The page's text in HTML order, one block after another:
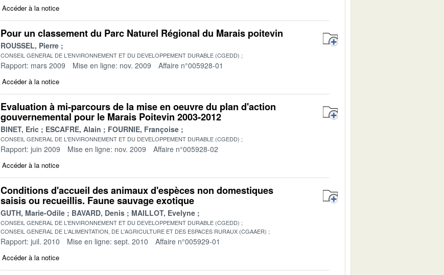
Accéder à la notice
Pour un classement du Parc Naturel Régional du Marais poitevin
ROUSSEL, Pierre
CONSEIL GENERAL DE L'ENVIRONNEMENT ET DU DEVELOPPEMENT DURABLE (CGEDD)
Rapport: mars 2009 Mise en ligne: nov. 2009 Affaire n°005928-01
Accéder à la notice
Evaluation à mi-parcours de la mise en oeuvre du plan d'action
gouvernemental pour le Marais Poitevin 2003-2012
BINET, Eric ESCAFRE, Alain FOURNIE, Françoise
CONSEIL GENERAL DE L'ENVIRONNEMENT ET DU DEVELOPPEMENT DURABLE (CGEDD)
Rapport: juin 2009 Mise en ligne: nov. 2009 Affaire n°005928-02
Accéder à la notice
Conditions d'accueil des animaux d'espèces non domestiques
saisis ou recueillis. Faune sauvage exotique
GUTH, Marie-Odile BAVARD, Denis MAILLOT, Evelyne
CONSEIL GENERAL DE L'ENVIRONNEMENT ET DU DEVELOPPEMENT DURABLE (CGEDD)
CONSEIL GENERAL DE L'ALIMENTATION, DE L'AGRICULTURE ET DES ESPACES RURAUX (CGAAER)
Rapport: juil. 2010 Mise en ligne: sept. 2010 Affaire n°005929-01
Accéder à la notice